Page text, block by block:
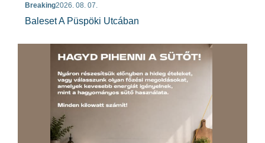
Breaking2026. 08. 07.
Baleset A Püspöki Utcában